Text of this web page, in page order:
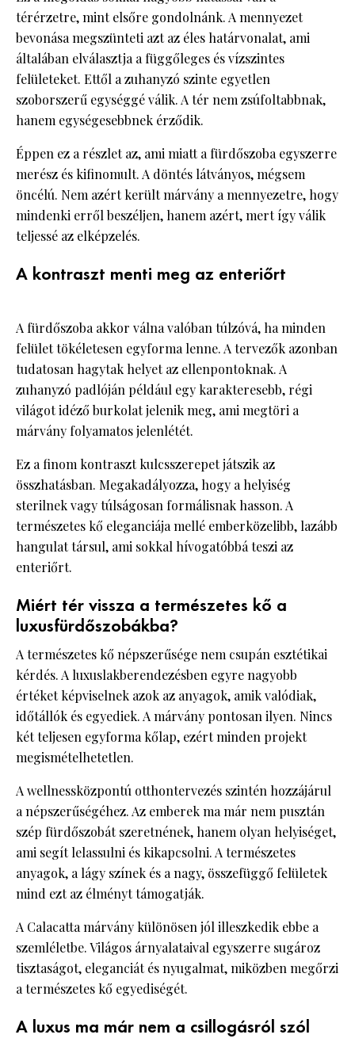
térérzetre, mint elsőre gondolnánk. A mennyezet
bevonása megszünteti azt az éles határvonalat, ami
általában elválasztja a függőleges és vízszintes
felületeket. Ettől a zuhanyzó szinte egyetlen
szoborszerű egységgé válik. A tér nem zsúfoltabbnak,
hanem egységesebbnek érződik.
Éppen ez a részlet az, ami miatt a fürdőszoba egyszerre
merész és kifinomult. A döntés látványos, mégsem
öncélú. Nem azért került márvány a mennyezetre, hogy
mindenki erről beszéljen, hanem azért, mert így válik
teljessé az elképzelés.
A kontraszt menti meg az enteriőrt
A fürdőszoba akkor válna valóban túlzóvá, ha minden
felület tökéletesen egyforma lenne. A tervezők azonban
tudatosan hagytak helyet az ellenpontoknak. A
zuhanyzó padlóján például egy karakteresebb, régi
világot idéző burkolat jelenik meg, ami megtöri a
márvány folyamatos jelenlétét.
Ez a finom kontraszt kulcsszerepet játszik az
összhatásban. Megakadályozza, hogy a helyiség
sterilnek vagy túlságosan formálisnak hasson. A
természetes kő eleganciája mellé emberközelibb, lazább
hangulat társul, ami sokkal hívogatóbbá teszi az
enteriőrt.
Miért tér vissza a természetes kő a
luxusfürdőszobákba?
A természetes kő népszerűsége nem csupán esztétikai
kérdés. A luxuslakberendezésben egyre nagyobb
értéket képviselnek azok az anyagok, amik valódiak,
időtállók és egyediek. A márvány pontosan ilyen. Nincs
két teljesen egyforma kőlap, ezért minden projekt
megismételhetetlen.
A wellnessközpontú otthontervezés szintén hozzájárul
a népszerűségéhez. Az emberek ma már nem pusztán
szép fürdőszobát szeretnének, hanem olyan helyiséget,
ami segít lelassulni és kikapcsolni. A természetes
anyagok, a lágy színek és a nagy, összefüggő felületek
mind ezt az élményt támogatják.
A Calacatta márvány különösen jól illeszkedik ebbe a
szemléletbe. Világos árnyalataival egyszerre sugároz
tisztaságot, eleganciát és nyugalmat, miközben megőrzi
a természetes kő egyediségét.
A luxus ma már nem a csillogásról szól